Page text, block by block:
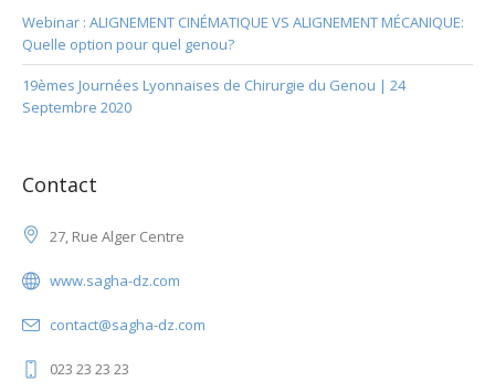
Webinar : ALIGNEMENT CINÉMATIQUE VS ALIGNEMENT MÉCANIQUE:
Quelle option pour quel genou?
19èmes Journées Lyonnaises de Chirurgie du Genou | 24
Septembre 2020
Contact
27, Rue Alger Centre
www.sagha-dz.com
contact@sagha-dz.com
023 23 23 23